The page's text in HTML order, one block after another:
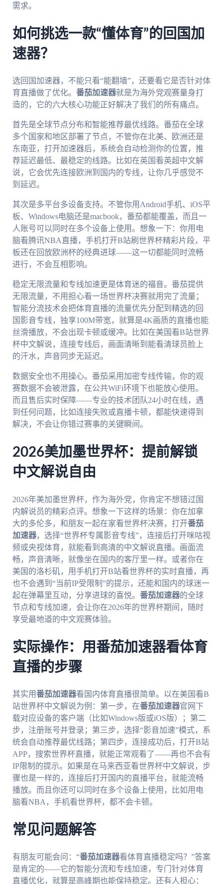
需求。
如何挑选一款“懂体育”的回国加
速器？
选回国加速器，不能只看“能翻墙”，还要看它是否针对体
育直播做了优化。 番茄加速器就是为海外党观赛量身打
造的，它的六大核心功能正好解决了我们的所有痛点。
首先是全球节点分布和智能推荐最优线路。番茄在全球
多个国家和地区部署了节点，不管你在北美、欧洲还是
东南亚，打开加速器后，系统会自动检测你的位置，推
荐延迟最低、最稳定的线路。比如在英国看英超中文解
说，它会优先连接欧洲到国内的专线，让你几乎感觉不
到延迟。
其次是多平台多设备支持。不管你用Android手机、iOS平
板、Windows电脑还是macbook，番茄都能覆盖，而且一
人账号可以同时在多个设备上使用。想象一下：你用电
脑看腾讯NBA直播，手机打开B站刷世界杯精彩片段，平
板还在回放欧洲杯的经典进球——这一切都能同时流畅
进行，不会互相影响。
稳定无限流量和专线加速更是体育迷的福音。番茄提供
无限流量，不用担心看一场世界杯决赛就用完了流量；
智能分流技术会把体育直播的流量优先分配到精选的回
国影音专线，独享100M带宽，就算是4K画质的直播也能
丝滑播放，不会出现卡顿或缓冲。比如在美国看B站世界
杯中文解说，连接专线后，画面清晰到能看清球员脸上
的汗水，声音同步无延迟。
数据安全也不用操心。番茄采用加密专线传输，你的观
赛数据不会被泄露，在公共WiFi环境下也能放心使用。
而且售后实时保障——专业的技术团队24小时在线，遇
到任何问题，比如连接失败或直播卡顿，都能快速得到
解决，不会让你错过赛事的关键瞬间。
2026美加墨世界杯：提前解锁
中文解说自由
2026年美加墨世界杯，作为海外党，你肯定不想错过国
内解说员的精彩点评。想象一下这样的场景：你在加拿
大的多伦多，和朋友一起在家看世界杯决赛，打开番茄
加速器，选择“世界杯专属影音专线”，连接后打开咪咕视
频或央视体育，就能看到高清的中文解说直播。画面流
畅，声音清晰，就像坐在国内的客厅里一样。或者你在
美国的洛杉矶，用手机打开B站看世界杯的实时直播，再
也不会遇到“当前IP受限制”的提示，还能和国内的球迷一
起在弹幕里互动，分享进球的喜悦。 番茄加速器的全球
节点和专线加速，会让你在2026年的世界杯期间，随时
享受最地道的中文观赛体验。
实际操作：用番茄加速器看体育
直播的步骤
其实用番茄加速器看国内体育直播很简单。以在美国看B
站世界杯中文解说为例：第一步，在番茄加速器官网下
载对应设备的客户端（比如Windows版或iOS版）；第二
步，注册账号并登录；第三步，选择“影音加速”模式，系
统会自动推荐最优线路；第四步，连接成功后，打开B站
APP，搜索世界杯直播，就能正常观看了——再也不会有
IP限制的提示。如果是在马来西亚看世界杯中文解说，步
骤也是一样的，连接后打开国内的直播平台，就能流畅
播放。而且你还可以同时在多个设备上使用，比如用电
脑看NBA，手机看世界杯，都不会卡顿。
常见问题解答
有朋友可能会问：“番茄加速器看体育直播稳定吗？”答案
是肯定的——它的智能分流和专线加速，专门针对体育
直播优化，就算是高峰期也能保持稳定。还有人担心：